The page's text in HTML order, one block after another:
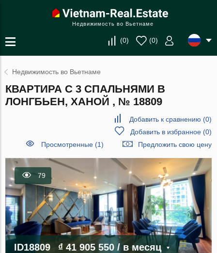
Недвижимость во Вьетнаме
(0) (0)
Недвижимость во Вьетнаме
КВАРТИРА С 3 СПАЛЬНЯМИ В
ЛОНГБЬЕН, ХАНОЙ , № 18809
Добавить к сравнению (0)
Добавить в избранное(0)
Просмотренные (1)
Предложить свою цену
79
ID18809 ₫ 41 905 550/ в месяц